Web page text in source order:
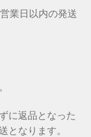
業日以内の発送
に返品となった
となります。